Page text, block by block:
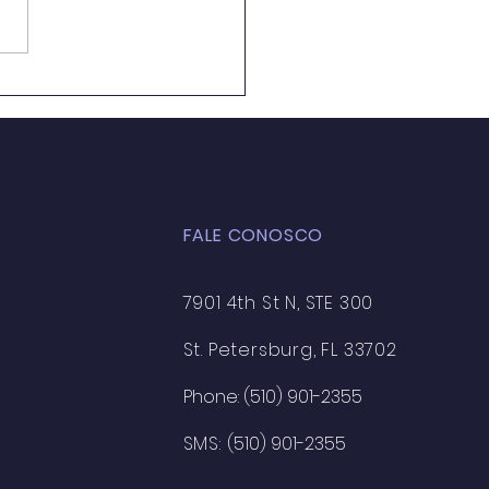
FALE CONOSCO
7901 4th St N, STE 300
St. Petersburg, FL 33702
Phone: (510) 901-2355
SMS: (510) 901-2355